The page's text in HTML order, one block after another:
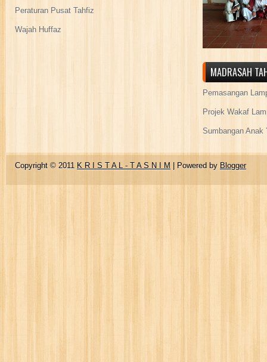
Peraturan Pusat Tahfiz
Wajah Huffaz
MADRASAH
Pemasangan
Projek Wakaf
Sumbangan Anak
Copyright © 2011 K R I S T A L - T A S N I M | Powered by Blogger